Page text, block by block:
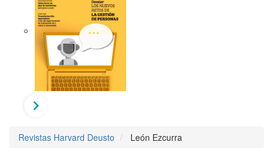
Revistas Harvard Deusto León Ezcurra